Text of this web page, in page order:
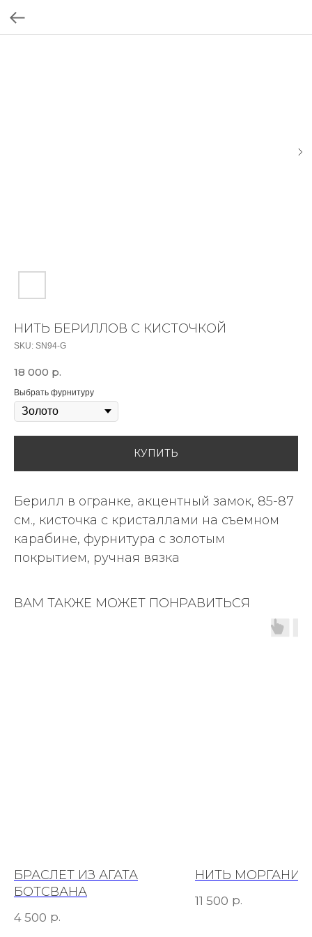
НИТЬ БЕРИЛЛОВ С КИСТОЧКОЙ
SKU: SN94-G
18 000 р.
Выбрать фурнитуру
КУПИТЬ
Берилл в огранке, акцентный замок, 85-87
см., кисточка с кристаллами на съемном
карабине, фурнитура с золотым
покрытием, ручная вязка
ВАМ ТАКЖЕ МОЖЕТ ПОНРАВИТЬСЯ
БРАСЛЕТ ИЗ АГАТА
БОТСВАНА
4 500 р.
НИТЬ
11 500 р.